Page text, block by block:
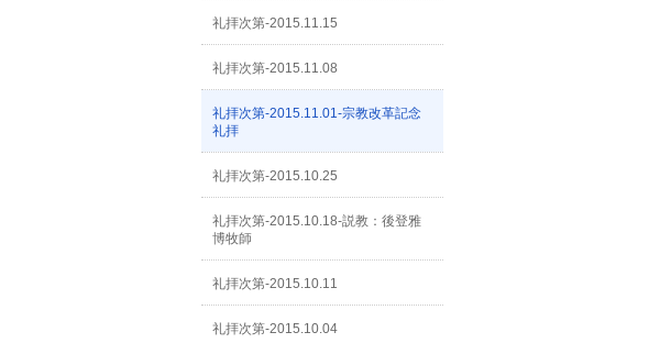
礼拝次第-2015.11.15
礼拝次第-2015.11.08
礼拝次第-2015.11.01-宗教改革記念
礼拝
礼拝次第-2015.10.25
礼拝次第-2015.10.18-説教：後登雅
博牧師
礼拝次第-2015.10.11
礼拝次第-2015.10.04